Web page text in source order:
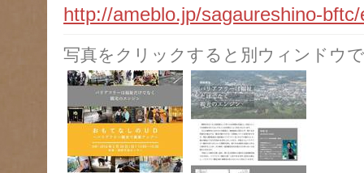
http://ameblo.jp/sagaureshino-
写真をクリックすると別ウィンドウ